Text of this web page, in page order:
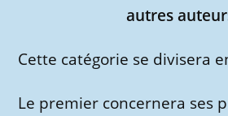
autres
Cette catégorie se divisera
Le premier concernera ses